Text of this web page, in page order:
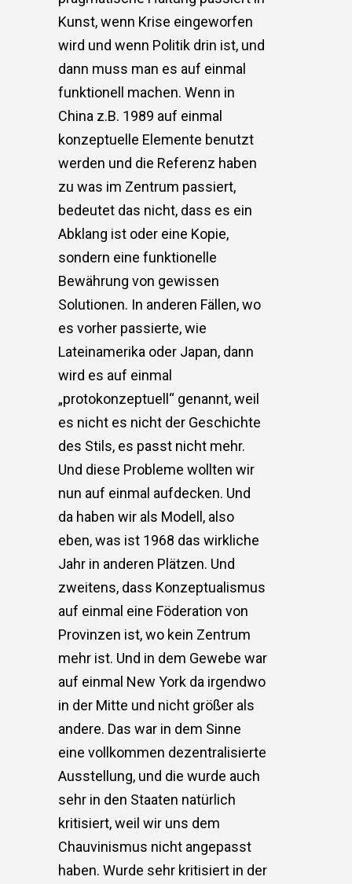
Kunst, wenn Krise eingeworfen
wird und wenn Politik drin ist, und
dann muss man es auf einmal
funktionell machen. Wenn in
China z.B. 1989 auf einmal
konzeptuelle Elemente benutzt
werden und die Referenz haben
zu was im Zentrum passiert,
bedeutet das nicht, dass es ein
Abklang ist oder eine Kopie,
sondern eine funktionelle
Bewährung von gewissen
Solutionen. In anderen Fällen, wo
es vorher passierte, wie
Lateinamerika oder Japan, dann
wird es auf einmal
„protokonzeptuell“ genannt, weil
es nicht es nicht der Geschichte
des Stils, es passt nicht mehr.
Und diese Probleme wollten wir
nun auf einmal aufdecken. Und
da haben wir als Modell, also
eben, was ist 1968 das wirkliche
Jahr in anderen Plätzen. Und
zweitens, dass Konzeptualismus
auf einmal eine Föderation von
Provinzen ist, wo kein Zentrum
mehr ist. Und in dem Gewebe war
auf einmal New York da irgendwo
in der Mitte und nicht größer als
andere. Das war in dem Sinne
eine vollkommen dezentralisierte
Ausstellung, und die wurde auch
sehr in den Staaten natürlich
kritisiert, weil wir uns dem
Chauvinismus nicht angepasst
haben. Wurde sehr kritisiert in der